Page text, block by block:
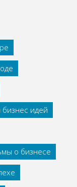
идей
о бизнесе